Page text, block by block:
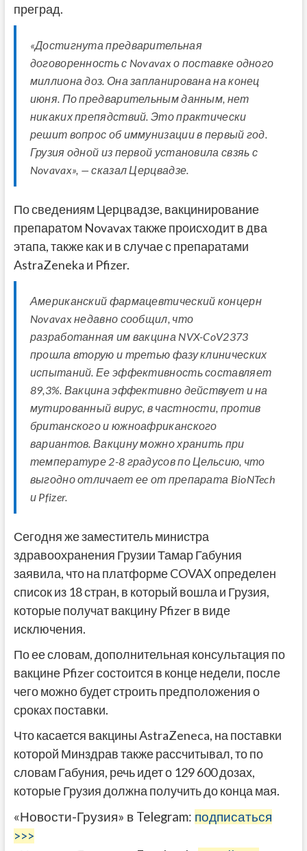
преград.
«Достигнута предварительная
договоренность с Novavax о поставке одного
миллиона доз. Она запланирована на конец
июня. По предварительным данным, нет
никаких препядствий. Это практически
решит вопрос об иммунизации в первый год.
Грузия одной из первой установила свзяь с
Novavax», — сказал Церцвадзе.
По сведениям Церцвадзе, вакцинирование
препаратом Novavax также происходит в два
этапа, также как и в случае с препаратами
AstraZeneka и Pfizer.
Американский фармацевтический концерн
Novavax недавно сообщил, что
разработанная им вакцина NVX-CoV2373
прошла вторую и третью фазу клинических
испытаний. Ее эффективность составляет
89,3%. Вакцина эффективно действует и на
мутированный вирус, в частности, против
британского и южноафриканского
вариантов. Вакцину можно хранить при
температуре 2-8 градусов по Цельсию, что
выгодно отличает ее от препарата BioNTech
и Pfizer.
Сегодня же заместитель министра
здравоохранения Грузии Тамар Габуния
заявила, что на платформе COVAX определен
список из 18 стран, в который вошла и Грузия,
которые получат вакцину Pfizer в виде
исключения.
По ее словам, дополнительная консультация по
вакцине Pfizer состоится в конце недели, после
чего можно будет строить предположения о
сроках поставки.
Что касается вакцины AstraZeneca, на поставки
которой Минздрав также рассчитывал, то по
словам Габуния, речь идет о 129 600 дозах,
которые Грузия должна получить до конца мая.
«Новости-Грузия» в Telegram: подписаться
>>>